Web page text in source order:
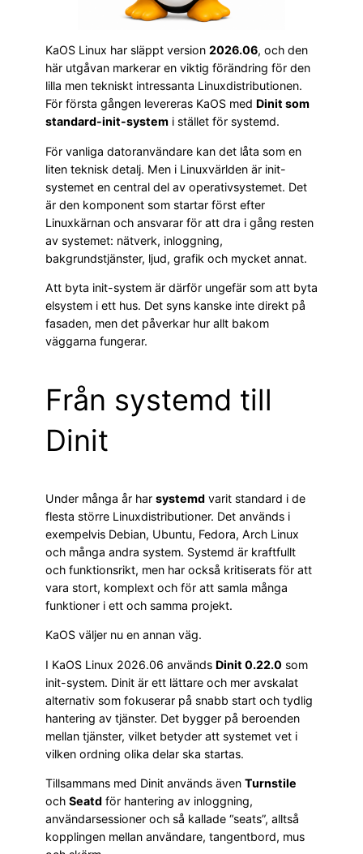
KaOS Linux har släppt version 2026.06, och den
här utgåvan markerar en viktig förändring för den
lilla men tekniskt intressanta Linuxdistributionen.
För första gången levereras KaOS med Dinit som
standard-init-system i stället för systemd.
För vanliga datoranvändare kan det låta som en
liten teknisk detalj. Men i Linuxvärlden är init-
systemet en central del av operativsystemet. Det
är den komponent som startar först efter
Linuxkärnan och ansvarar för att dra i gång resten
av systemet: nätverk, inloggning,
bakgrundstjänster, ljud, grafik och mycket annat.
Att byta init-system är därför ungefär som att byta
elsystem i ett hus. Det syns kanske inte direkt på
fasaden, men det påverkar hur allt bakom
väggarna fungerar.
Från systemd till
Dinit
Under många år har systemd varit standard i de
flesta större Linuxdistributioner. Det används i
exempelvis Debian, Ubuntu, Fedora, Arch Linux
och många andra system. Systemd är kraftfullt
och funktionsrikt, men har också kritiserats för att
vara stort, komplext och för att samla många
funktioner i ett och samma projekt.
KaOS väljer nu en annan väg.
I KaOS Linux 2026.06 används Dinit 0.22.0 som
init-system. Dinit är ett lättare och mer avskalat
alternativ som fokuserar på snabb start och tydlig
hantering av tjänster. Det bygger på beroenden
mellan tjänster, vilket betyder att systemet vet i
vilken ordning olika delar ska startas.
Tillsammans med Dinit används även Turnstile
och Seatd för hantering av inloggning,
användarsessioner och så kallade “seats”, alltså
kopplingen mellan användare, tangentbord, mus